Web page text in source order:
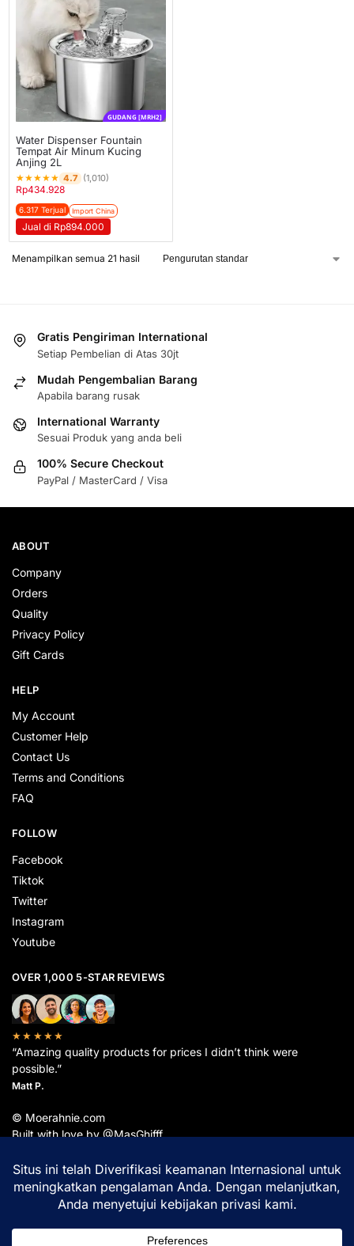
GUDANG [MRH2]
Water Dispenser Fountain
Tempat Air Minum Kucing
Anjing 2L
★★★★★ 4.7 (1,010)
Rp434.928
6.317 Terjual Import China
Jual di Rp894.000
Menampilkan semua 21 hasil
Gratis Pengiriman International
Setiap Pembelian di Atas 30jt
Mudah Pengembalian Barang
Apabila barang rusak
International Warranty
Sesuai Produk yang anda beli
100% Secure Checkout
PayPal / MasterCard / Visa
ABOUT
Company
Orders
Quality
Privacy Policy
Gift Cards
HELP
My Account
Customer Help
Contact Us
Terms and Conditions
FAQ
FOLLOW
Facebook
Tiktok
Twitter
Instagram
Youtube
OVER 1,000 5-STAR REVIEWS
★★★★★
“Amazing quality products for prices I didn’t think were
possible.”
Matt P.
© Moerahnie.com
Built with love by @MasGhifff
dipantau secara real-time oleh
Google Analytics